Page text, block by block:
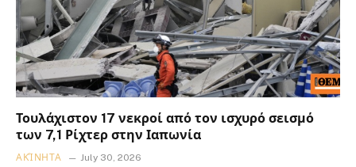
Τουλάχιστον 17 νεκροί από τον ισχυρό σεισμό
των 7,1 Ρίχτερ στην Ιαπωνία
ΑΚΊΝΗΤΑ July 30, 2026